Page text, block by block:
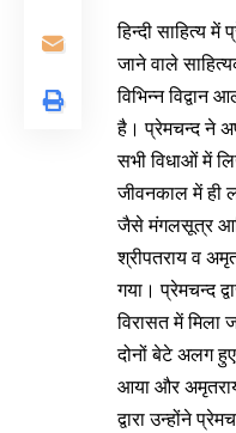
हिन्दी साहित्य
जाने वाले
विभिन्न
है। प्रेमचन्द ने
सभी विधाओं में
जीवनकाल में ही
जैसे मंगलसूत्र
श्रीपतराय व
गया। प्रेमचन्द
विरासत में
दोनों बेटे अलग
आया और
द्वारा उन्होंने